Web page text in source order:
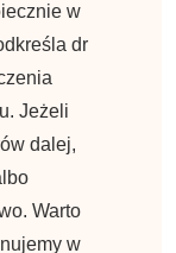
w
dr
Jeżeli
dalej,
Warto
w